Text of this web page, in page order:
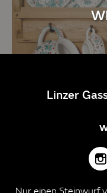
Linzer
Nur einen Steinwurf